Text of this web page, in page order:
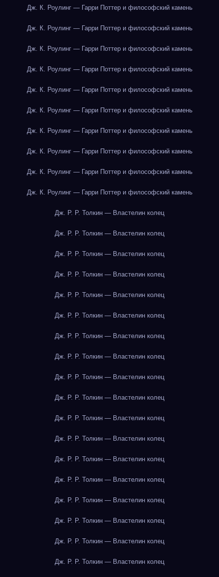
Дж. К. Роулинг — Гарри Поттер и философский камень
Дж. К. Роулинг — Гарри Поттер и философский камень
Дж. К. Роулинг — Гарри Поттер и философский камень
Дж. К. Роулинг — Гарри Поттер и философский камень
Дж. К. Роулинг — Гарри Поттер и философский камень
Дж. К. Роулинг — Гарри Поттер и философский камень
Дж. К. Роулинг — Гарри Поттер и философский камень
Дж. К. Роулинг — Гарри Поттер и философский камень
Дж. К. Роулинг — Гарри Поттер и философский камень
Дж. К. Роулинг — Гарри Поттер и философский камень
Дж. Р. Р. Толкин — Властелин колец
Дж. Р. Р. Толкин — Властелин колец
Дж. Р. Р. Толкин — Властелин колец
Дж. Р. Р. Толкин — Властелин колец
Дж. Р. Р. Толкин — Властелин колец
Дж. Р. Р. Толкин — Властелин колец
Дж. Р. Р. Толкин — Властелин колец
Дж. Р. Р. Толкин — Властелин колец
Дж. Р. Р. Толкин — Властелин колец
Дж. Р. Р. Толкин — Властелин колец
Дж. Р. Р. Толкин — Властелин колец
Дж. Р. Р. Толкин — Властелин колец
Дж. Р. Р. Толкин — Властелин колец
Дж. Р. Р. Толкин — Властелин колец
Дж. Р. Р. Толкин — Властелин колец
Дж. Р. Р. Толкин — Властелин колец
Дж. Р. Р. Толкин — Властелин колец
Дж. Р. Р. Толкин — Властелин колец